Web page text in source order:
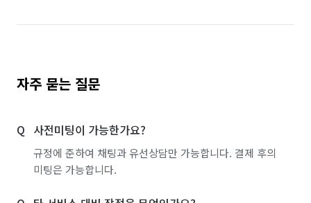
자주 묻는 질문
사전미팅이 가능한가요?
규정에 준하여 채팅과 유선상담만 가능합니다. 결제 후의
미팅은 가능합니다.